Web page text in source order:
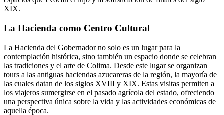
XIX.
La Hacienda como Centro Cultural
La Hacienda del Gobernador no solo es un lugar para la
contemplación histórica, sino también un espacio donde se celebran
las tradiciones y el arte de Colima. Desde este lugar se organizan
tours a las antiguas haciendas azucareras de la región, la mayoría de
las cuales datan de los siglos XVIII y XIX. Estas visitas permiten a
los viajeros sumergirse en el pasado agrícola del estado, ofreciendo
una perspectiva única sobre la vida y las actividades económicas de
aquella época.